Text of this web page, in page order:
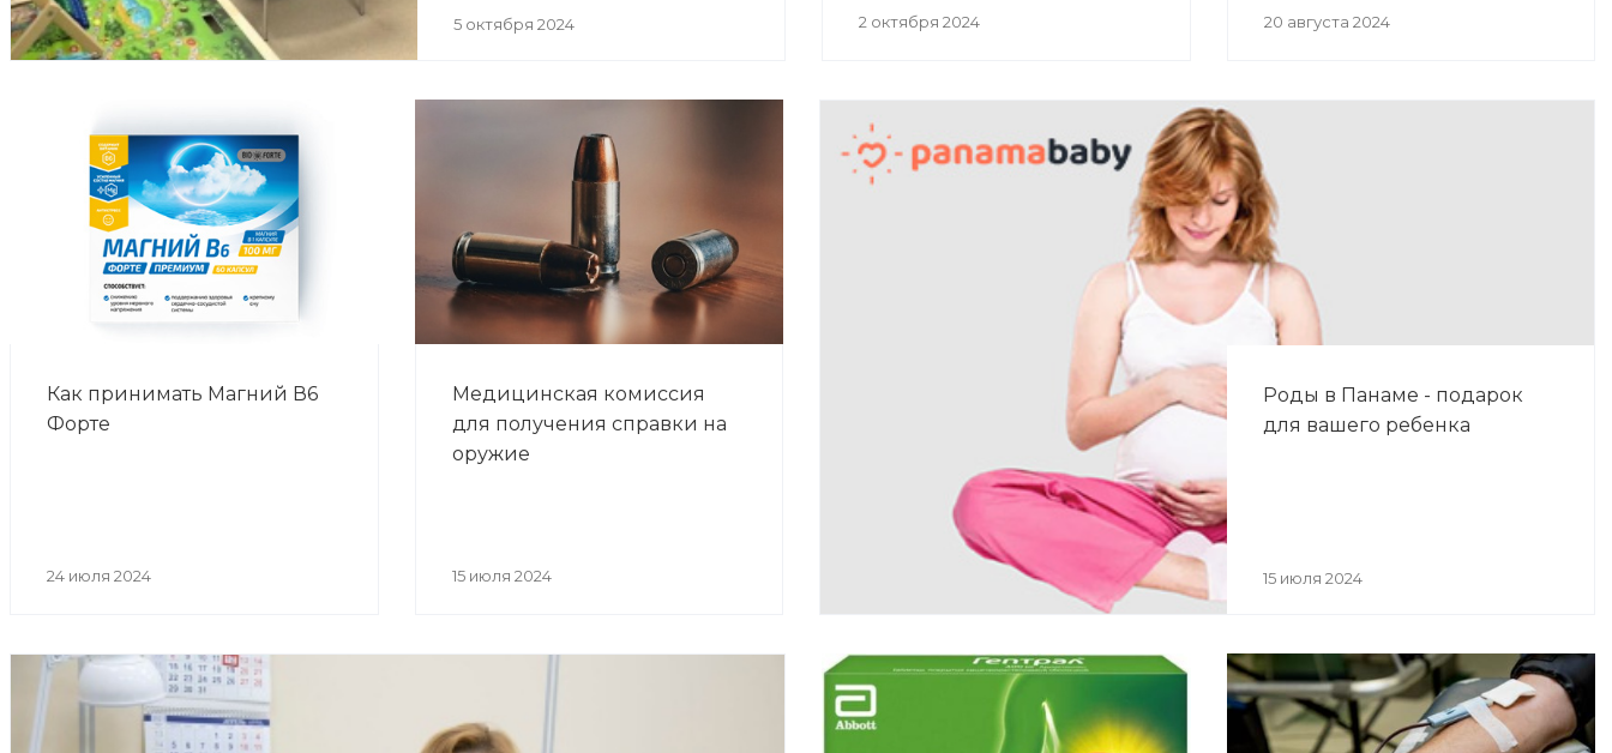
5 октября 2024 2 октября 2024 20 августа 2024
Как принимать Магний В6
Форте
24 июля 2024
Медицинская комиссия
для получения справки на
оружие
15 июля 2024
Роды в Панаме - подарок
для вашего ребенка
15 июля 2024